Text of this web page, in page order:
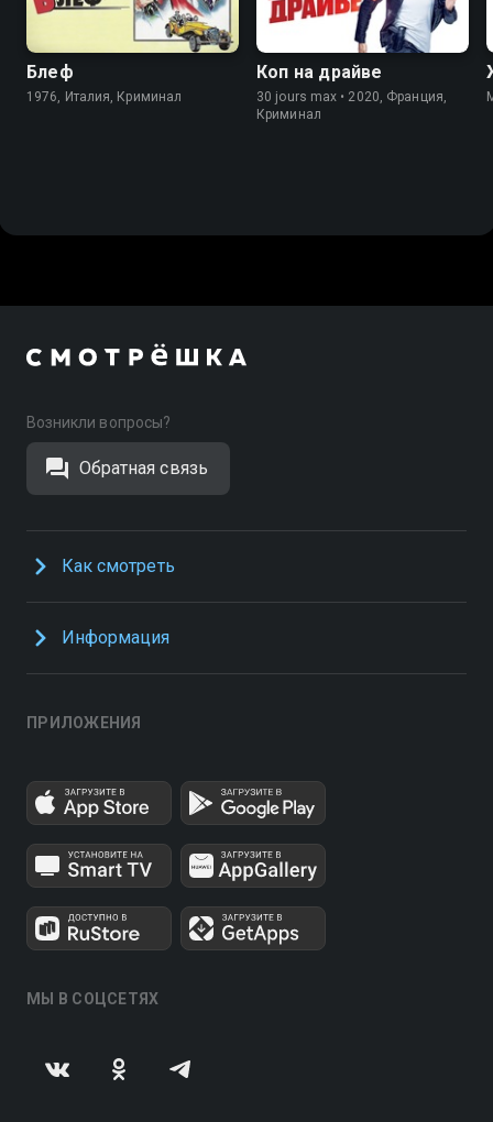
Блеф
1976, Италия, Криминал
Коп на драйве
30 jours max • 2020, Франция,
Криминал
Возникли вопросы?
Обратная связь
Как смотреть
Информация
ПРИЛОЖЕНИЯ
МЫ В СОЦСЕТЯХ